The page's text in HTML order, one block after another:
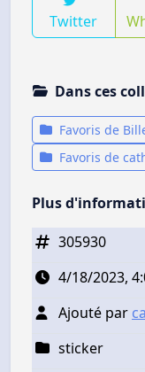
Twitter
Dans ces
Favoris de
Favoris de
Plus
305930
4/18/2023,
Ajouté par
sticker